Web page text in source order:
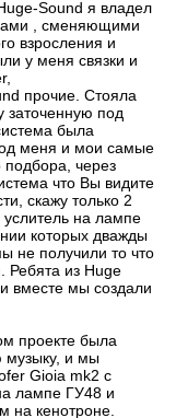
Sound я владел
, сменяющими
взросления и
у меня связки и
прочие. Стояла
заточенную под
была
меня и мои самые
подбора, через
что Вы видите
скажу только 2
на лампе
которых дважды
не получили то что
Ребята из Huge
вместе мы создали
проекте была
музыку, и мы
Gioia mk2 с
лампе ГУ48 и
на кенотроне.